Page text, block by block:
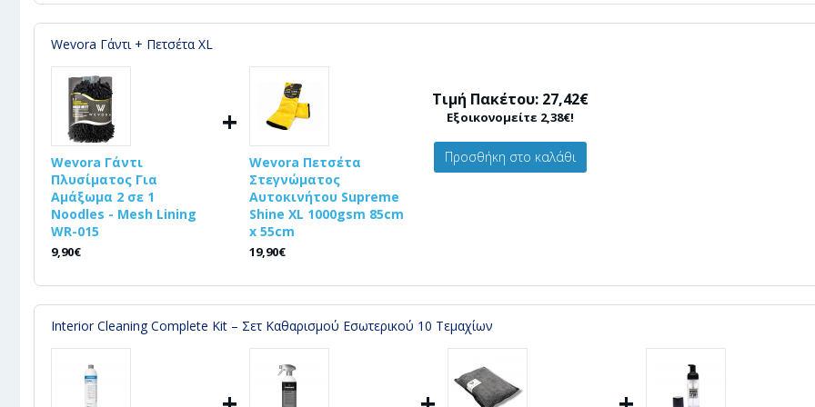
Wevora Γάντι + Πετσέτα XL
Wevora Γάντι
Πλυσίματος Για
Αμάξωμα 2 σε 1
Noodles - Mesh Lining
WR-015
9,90€
+
Wevora Πετσέτα
Στεγνώματος
Αυτοκινήτου Supreme
Shine XL 1000gsm 85cm
x 55cm
19,90€
Τιμή Πακέτου: 27,42€
Εξοικονομείτε 2,38€!
Προσθήκη στο καλάθι
Interior Cleaning Complete Kit – Σετ Καθαρισμού Εσωτερικού 10 Τεμαχίων